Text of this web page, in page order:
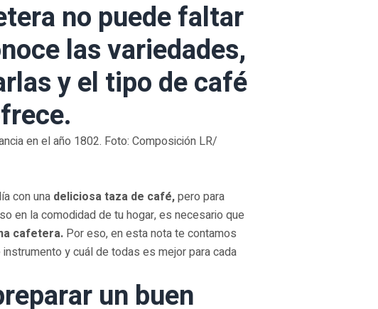
no puede faltar
las variedades,
y el tipo de café
en el año 1802. Foto: Composición LR/
con una deliciosa taza de café,pero para
en la comodidad de tu hogar, es necesario que
cafetera. Por eso, en esta nota te contamos
y cuál de todas es mejor para cada
un buen